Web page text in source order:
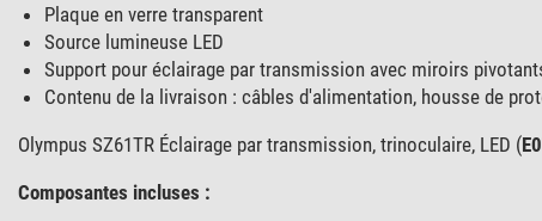
Plaque en verre transparent
Source lumineuse LED
Support pour éclairage par transmission avec miroirs
Contenu de la livraison : câbles d'alimentation, housse de
Olympus SZ61TR Éclairage par transmission, trinoculaire, LED (
Composantes incluses :